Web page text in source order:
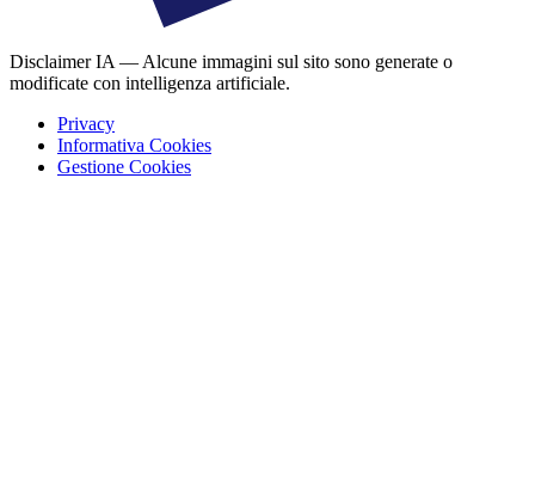
Disclaimer IA — Alcune immagini sul sito sono generate o
modificate con intelligenza artificiale.
Privacy
Informativa Cookies
Gestione Cookies